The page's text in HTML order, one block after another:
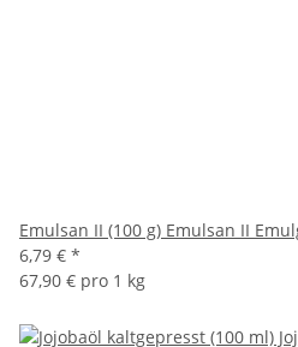
Emulsan II (100 g) Emulsan II
6,79 € *
67,90 € pro 1 kg